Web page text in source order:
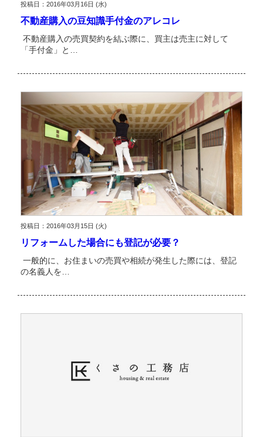
投稿日：2016年03月16日 (水)
不動産購入の豆知識手付金のアレコレ
不動産購入の売買契約を結ぶ際に、買主は売主に対して
「手付金」と…
投稿日：2016年03月15日 (火)
リフォームした場合にも登記が必要？
一般的に、お住まいの売買や相続が発生した際には、登記
の名義人を…